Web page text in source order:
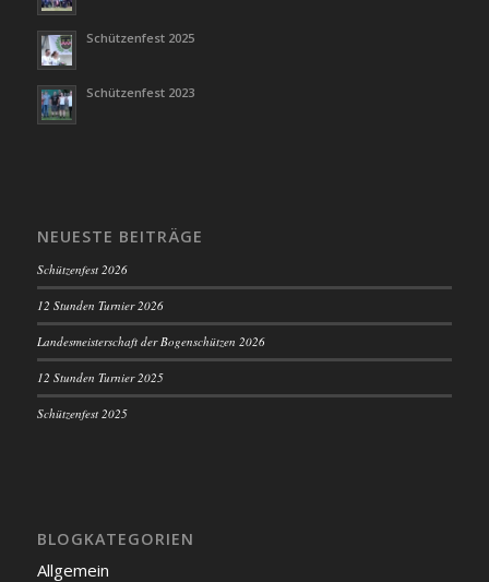
Schützenfest 2025
Schützenfest 2023
NEUESTE BEITRÄGE
Schützenfest 2026
12 Stunden Turnier 2026
Landesmeisterschaft der Bogenschützen 2026
12 Stunden Turnier 2025
Schützenfest 2025
BLOGKATEGORIEN
Allgemein